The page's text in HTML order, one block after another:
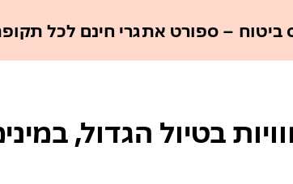
ביטוח – ספורט אתגרי חינם לכל
בטיול הגדול,